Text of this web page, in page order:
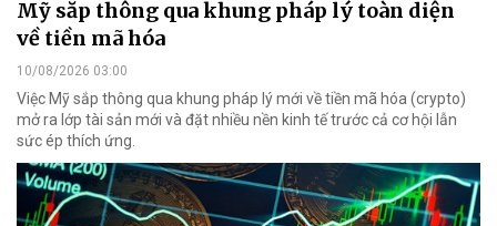
Mỹ sắp thông qua khung pháp lý toàn diện
về tiền mã hóa
10/08/2026 03:00
Việc Mỹ sắp thông qua khung pháp lý mới về tiền mã hóa (crypto)
mở ra lớp tài sản mới và đặt nhiều nền kinh tế trước cả cơ hội lẫn
sức ép thích ứng.